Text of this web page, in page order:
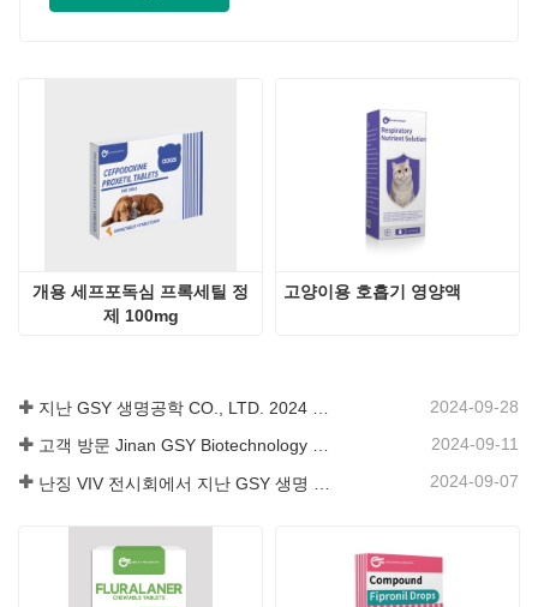
개용 세프포독심 프록세틸 정
제 100mg
고양이용 호흡기 영양액
2024-09-28
고객 방문 Jinan GSY Biotechnology Co.,Ltd 2024-09-11
2024-09-07